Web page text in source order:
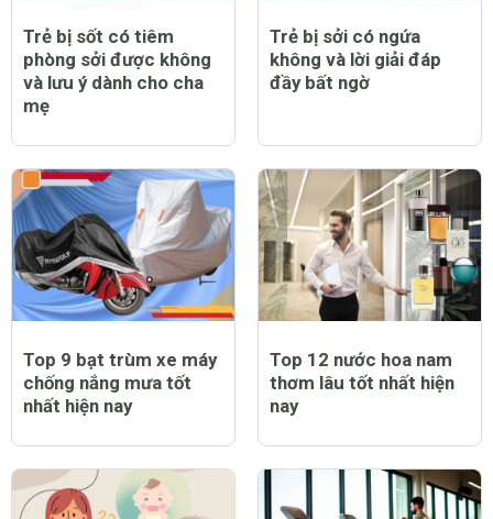
Trẻ bị sốt có tiêm
phòng sởi được không
và lưu ý dành cho cha
mẹ
Trẻ bị sởi có ngứa
không và lời giải đáp
đầy bất ngờ
Top 9 bạt trùm xe máy
Top 12 nước hoa nam